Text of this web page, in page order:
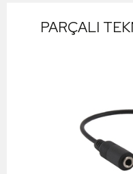
PARÇALI